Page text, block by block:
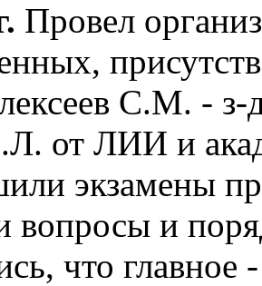
Провел
С.М. - з-
от ЛИИ и
экзамены
вопросы и
что